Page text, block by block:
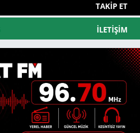
TAKIP ET
İLETIŞIM